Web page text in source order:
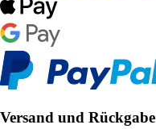
Versand und Rückgabe